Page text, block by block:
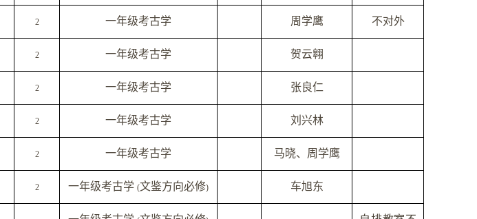
2 一年级考古学 周学鹰 不对外
2 一年级考古学 贺云翱
2 一年级考古学 张良仁
2 一年级考古学 刘兴林
2 一年级考古学 马晓、周学鹰
2 一年级考古学 (文鉴方向必修) 车旭东